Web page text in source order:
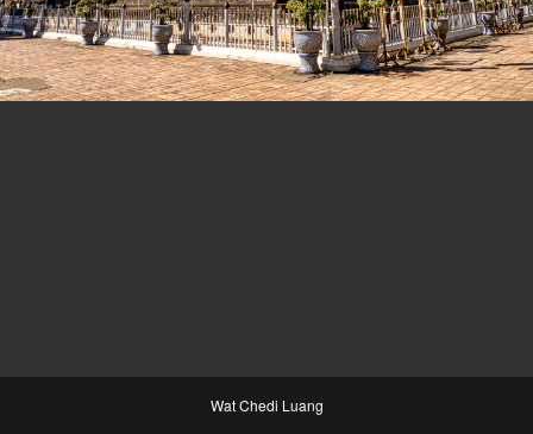
Wat Chedi Luang